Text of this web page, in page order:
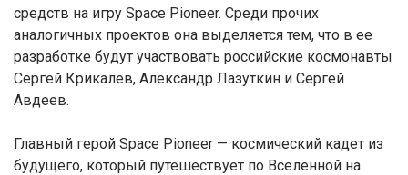
средств на игру Space Pioneer. Среди прочих
аналогичных проектов она выделяется тем, что в ее
разработке будут участвовать российские космонавты
Сергей Крикалев, Александр Лазуткин и Сергей
Авдеев.
Главный герой Space Pioneer — космический кадет из
будущего, который путешествует по Вселенной на